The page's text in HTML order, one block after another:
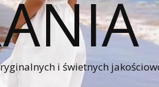
i świetnych